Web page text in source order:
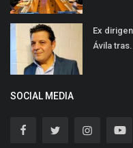
Ex
Ávila
SOCIAL MEDIA